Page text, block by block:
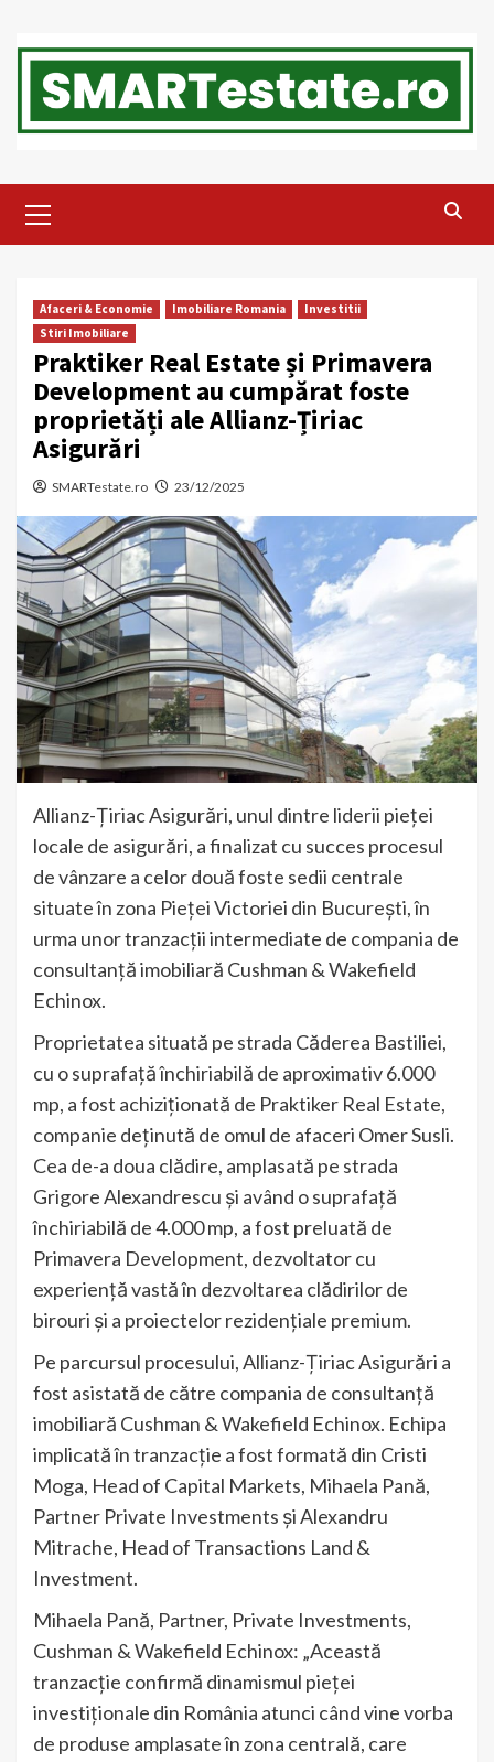
content
Menu
Afaceri & Economie Imobiliare Romania
Investitii
Stiri Imobiliare
Praktiker Real Estate și Primavera
Development au cumpărat foste
proprietăți ale Allianz-Țiriac
Asigurări
SMARTestate.ro 23/12/2025
Allianz-Țiriac Asigurări, unul dintre liderii pieței
locale de asigurări, a finalizat cu succes procesul
de vânzare a celor două foste sedii centrale
situate în zona Pieței Victoriei din București, în
urma unor tranzacții intermediate de compania de
consultanță imobiliară Cushman & Wakefield
Echinox.
Proprietatea situată pe strada Căderea Bastiliei,
cu o suprafață închiriabilă de aproximativ 6.000
mp, a fost achiziționată de Praktiker Real Estate,
companie deținută de omul de afaceri Omer Susli.
Cea de-a doua clădire, amplasată pe strada
Grigore Alexandrescu și având o suprafață
închiriabilă de 4.000 mp, a fost preluată de
Primavera Development, dezvoltator cu
experiență vastă în dezvoltarea clădirilor de
birouri și a proiectelor rezidențiale premium.
Pe parcursul procesului, Allianz-Țiriac Asigurări a
fost asistată de către compania de consultanță
imobiliară Cushman & Wakefield Echinox. Echipa
implicată în tranzacție a fost formată din Cristi
Moga, Head of Capital Markets, Mihaela Pană,
Partner Private Investments și Alexandru
Mitrache, Head of Transactions Land &
Investment.
Mihaela Pană, Partner, Private Investments,
Cushman & Wakefield Echinox: „Această
tranzacție confirmă dinamismul pieței
investiționale din România atunci când vine vorba
de produse amplasate în zona centrală, care